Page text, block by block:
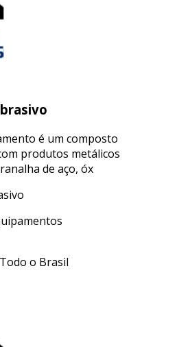
é um composto
produtos metálicos
de aço, óx
o Brasil